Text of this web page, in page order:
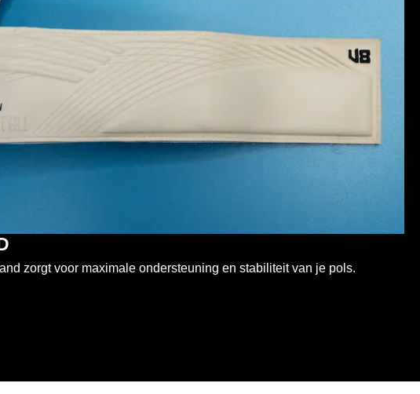
zorgt voor maximale ondersteuning en stabiliteit van je pols.